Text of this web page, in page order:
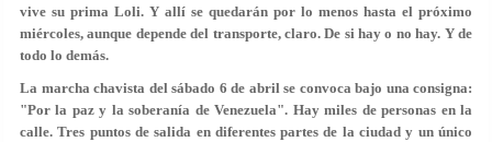
vive su prima Loli. Y allí se quedarán por lo menos hasta el próximo
miércoles, aunque depende del transporte, claro. De si hay o no hay. Y de
todo lo demás.
La marcha chavista del sábado 6 de abril se convoca bajo una consigna:
"Por la paz y la soberanía de Venezuela". Hay miles de personas en la
calle. Tres puntos de salida en diferentes partes de la ciudad y un único